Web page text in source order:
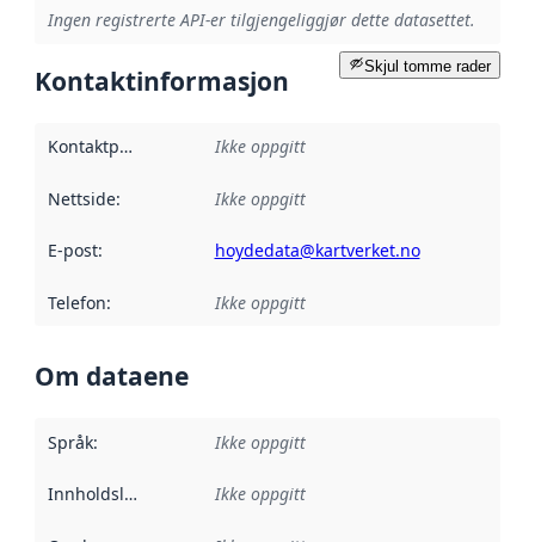
Ingen registrerte API-er tilgjengeliggjør dette datasettet.
Skjul tomme rader
Kontaktinformasjon
Kontaktpunkt Ikke oppgitt
Nettside: Ikke oppgitt
E-post: hoydedata@kartverket.no
Telefon: Ikke oppgitt
Om dataene
Språk: Ikke oppgitt
Innholdsleverandører :
Ikke oppgitt